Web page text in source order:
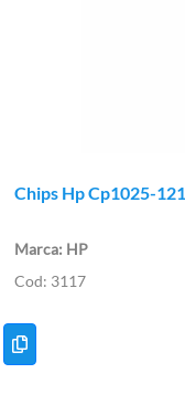
Chips Hp Cp1025-
HP
3117